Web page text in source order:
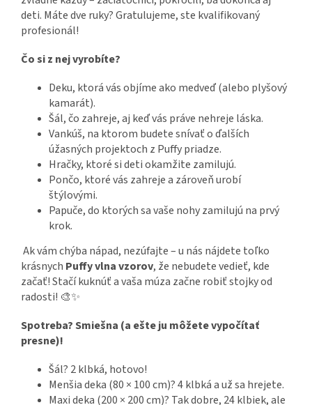
deti. Máte dve ruky? Gratulujeme, ste kvalifikovaný
profesionál!
Čo si z nej vyrobíte?
Deku, ktorá vás objíme ako medveď (alebo plyšový
kamarát).
Šál, čo zahreje, aj keď vás práve nehreje láska.
Vankúš, na ktorom budete snívať o ďalších
úžasných projektoch z Puffy priadze.
Hračky, ktoré si deti okamžite zamilujú.
Pončo, ktoré vás zahreje a zároveň urobí
štýlovými.
Papuče, do ktorých sa vaše nohy zamilujú na prvý
krok.
Ak vám chýba nápad, nezúfajte – u nás nájdete toľko
krásnych Puffy vlna vzorov, že nebudete vedieť, kde
začať! Stačí kuknúť a vaša múza začne robiť stojky od
radosti! 🎨✨
Spotreba? Smiešna (a ešte ju môžete vypočítať
presne)!
Šál? 2 klbká, hotovo!
Menšia deka (80 × 100 cm)? 4 klbká a už sa hrejete.
Maxi deka (200 × 200 cm)? Tak dobre, 24 klbiek, ale